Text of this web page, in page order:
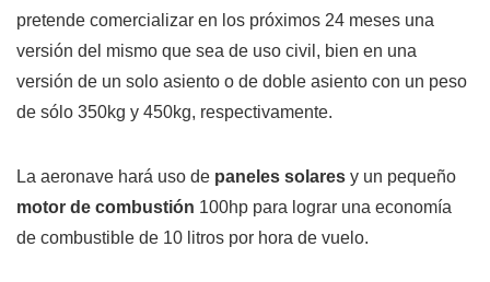
pretende comercializar en los próximos 24 meses una
versión del mismo que sea de uso civil, bien en una
versión de un solo asiento o de doble asiento con un peso
de sólo 350kg y 450kg, respectivamente.
La aeronave hará uso de paneles solares y un pequeño
motor de combustión 100hp para lograr una economía
de combustible de 10 litros por hora de vuelo.